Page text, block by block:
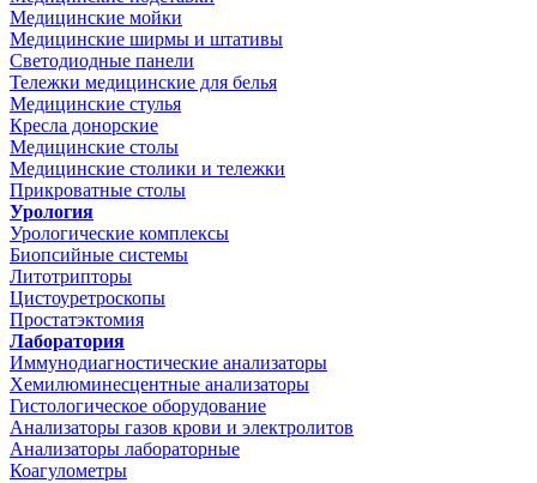
Медицинские мойки
Медицинские ширмы и штативы
Светодиодные панели
Тележки медицинские для белья
Медицинские стулья
Кресла донорские
Медицинские столы
Медицинские столики и тележки
Прикроватные столы
Урология
Урологические комплексы
Биопсийные системы
Литотрипторы
Цистоуретроскопы
Простатэктомия
Лаборатория
Иммунодиагностические анализаторы
Хемилюминесцентные анализаторы
Гистологическое оборудование
Анализаторы газов крови и электролитов
Анализаторы лабораторные
Коагулометры